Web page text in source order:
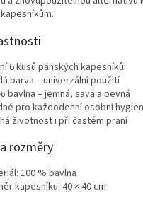
6 kusů pánských kapesníků
barva – univerzální použití
bavlna – jemná, savá a pevná
pro každodenní osobní
životnost i při častém praní
rozměry
100 % bavlna
kapesníku: 40 × 40 cm